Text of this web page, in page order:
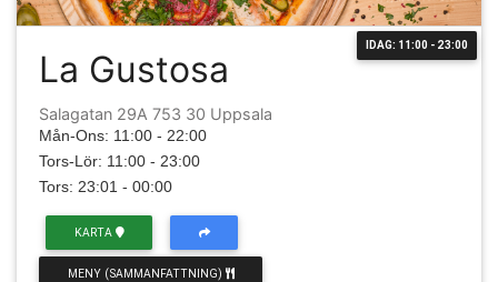
IDAG: 11:00 - 23:00
La Gustosa
Salagatan 29A 753 30 Uppsala
Mån-Ons: 11:00 - 22:00
Tors-Lör: 11:00 - 23:00
Tors: 23:01 - 00:00
KARTA
MENY (SAMMANFATTNING)